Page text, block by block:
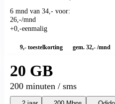
Samsung
Samsung
Samsung
Samsung
Samsung
6 mnd van 34,- voor:
26 -/mnd
+0 -eenmalig
9,- toestelkorting gem. 32,- /mnd
20 GB
200 minuten / sms